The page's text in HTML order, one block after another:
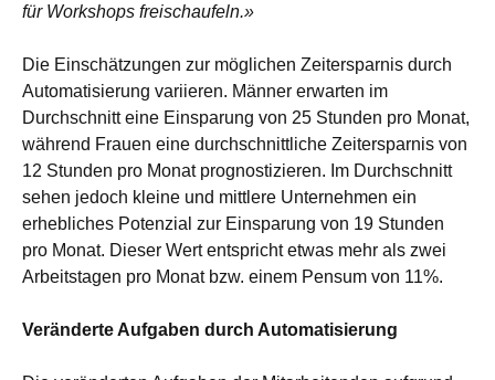
für Workshops freischaufeln.»
Die Einschätzungen zur möglichen Zeitersparnis durch
Automatisierung variieren. Männer erwarten im
Durchschnitt eine Einsparung von 25 Stunden pro Monat,
während Frauen eine durchschnittliche Zeitersparnis von
12 Stunden pro Monat prognostizieren. Im Durchschnitt
sehen jedoch kleine und mittlere Unternehmen ein
erhebliches Potenzial zur Einsparung von 19 Stunden
pro Monat. Dieser Wert entspricht etwas mehr als zwei
Arbeitstagen pro Monat bzw. einem Pensum von 11%.
Veränderte Aufgaben durch Automatisierung